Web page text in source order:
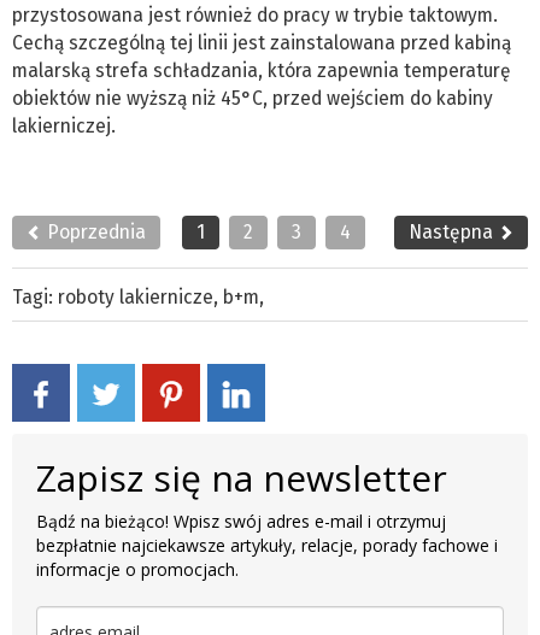
przystosowana jest również do pracy w trybie taktowym.
Cechą szczególną tej linii jest zainstalowana przed kabiną
malarską strefa schładzania, która zapewnia temperaturę
obiektów nie wyższą niż 45°C, przed wejściem do kabiny
lakierniczej.
Poprzednia 1 2 3 4 Następna
Tagi: roboty lakiernicze, b+m,
Zapisz się na newsletter
Bądź na bieżąco! Wpisz swój adres e-mail i otrzymuj
bezpłatnie najciekawsze artykuły, relacje, porady fachowe i
informacje o promocjach.